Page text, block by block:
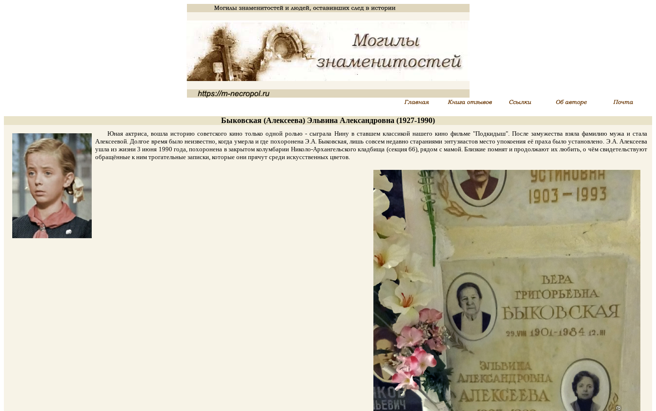
Быковская (Алексеева) Эльвина Александровна (1927-1990)
Юная актриса, вошла историю советского кино только одной ролью - сыграла Нину в ставшем классикой нашего кино фильме "Подкидыш". После замужества взяла фамилию мужа и стала
Алексеевой. Долгое время было неизвестно, когда умерла и где похоронена Э.А. Быковская, лишь совсем недавно стараниями энтузиастов место упокоения её праха было установлено. Э.А. Алексеева
ушла из жизни 3 июня 1990 года, похоронена в закрытом колумбарии Николо-Архангельского кладбища (секция 66), рядом с мамой. Близкие помнят и продолжают их любить, о чём свидетельствуют
обращённые к ним трогательные записки, которые они прячут среди искусственных цветов.